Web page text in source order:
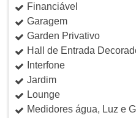
Financiável
Garagem
Garden Privativo
Hall de Entrada
Interfone
Jardim
Lounge
Medidores água, Luz e